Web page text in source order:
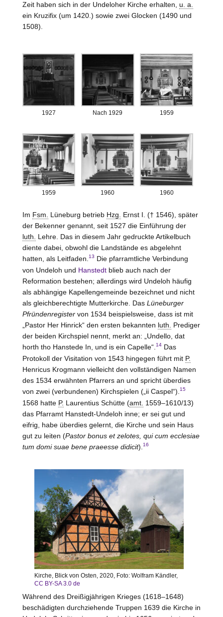
Zeit haben sich in der Undeloher Kirche erhalten, u. a.
ein Kruzifix (um 1420.) sowie zwei Glocken (1490 und
1508).
1927 Nach 1929 1959
1959 1960 1960
Im Fsm. Lüneburg betrieb Hzg. Ernst I. († 1546), später
der Bekenner genannt, seit 1527 die Einführung der
luth. Lehre. Das in diesem Jahr gedruckte Artikelbuch
diente dabei, obwohl die Landstände es abgelehnt
hatten, als Leitfaden.13 Die pfarramtliche Verbindung
von Undeloh und Hanstedtblieb auch nach der
Reformation bestehen; allerdings wird Undeloh häufig
als abhängige Kapellengemeinde bezeichnet und nicht
als gleichberechtigte Mutterkirche. Das Lüneburger
Pfründenregistervon 1534 beispielsweise, dass ist mit
„Pastor Her Hinrick“ den ersten bekannten luth. Prediger
der beiden Kirchspiel nennt, merkt an: „Undello, dat
horth tho Hanstede In, und is ein Capelle“.14Das
Protokoll der Visitation von 1543 hingegen führt mit P.
Henricus Krogmann vielleicht den vollständigen Namen
des 1534 erwähnten Pfarrers an und spricht überdies
von zwei (verbundenen) Kirchspielen („ii Caspel“).15
1568 hatte P. Laurentius Schütte (amt. 1559–1610/13)
das Pfarramt Hanstedt-Undeloh inne; er sei gut und
eifrig, habe überdies gelernt, die Kirche und sein Haus
gut zu leiten (Pastor bonus et zelotes, qui cum ecclesiae
tum domi suae bene praeesse didicit).16
Kirche, Blick von Osten, 2020, Foto: Wolfram Kändler,
CC BY-SA 3.0 de
Während des Dreißigjährigen Krieges (1618–1648)
beschädigten durchziehende Truppen 1639 die Kirche in